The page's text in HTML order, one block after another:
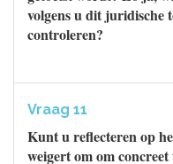
volgens u dit juridische
controleren?
Vraag 11
Kunt u reflecteren op
weigert om om